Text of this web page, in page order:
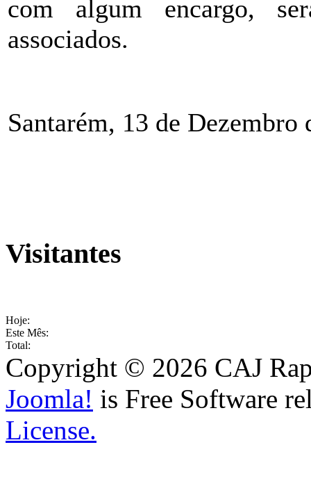
com algum encargo,
associados.
Santarém, 13 de Dezembro
Visitantes
Hoje:
Este Mês:
Total:
Copyright © 2026 CAJ
Joomla! is Free Software
License.